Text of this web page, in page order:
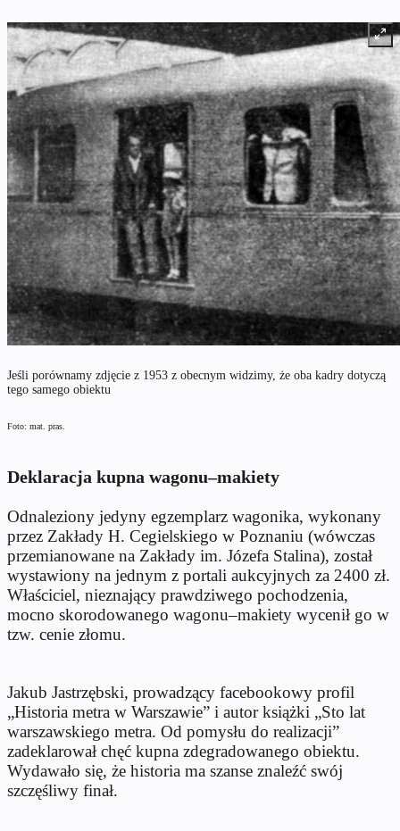
Jeśli porównamy zdjęcie z 1953 z obecnym widzimy, że oba kadry dotyczą
tego samego obiektu
Foto: mat. pras.
Deklaracja kupna wagonu–makiety
Odnaleziony jedyny egzemplarz wagonika, wykonany
przez Zakłady H. Cegielskiego w Poznaniu (wówczas
przemianowane na Zakłady im. Józefa Stalina), został
wystawiony na jednym z portali aukcyjnych za 2400 zł.
Właściciel, nieznający prawdziwego pochodzenia,
mocno skorodowanego wagonu–makiety wycenił go w
tzw. cenie złomu.
Jakub Jastrzębski, prowadzący facebookowy profil
„Historia metra w Warszawie” i autor książki „Sto lat
warszawskiego metra. Od pomysłu do realizacji”
zadeklarował chęć kupna zdegradowanego obiektu.
Wydawało się, że historia ma szanse znaleźć swój
szczęśliwy finał.